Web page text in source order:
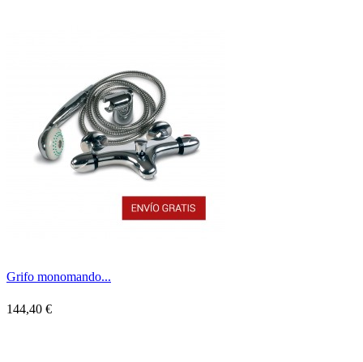
Grifo monomando...
144,40 €